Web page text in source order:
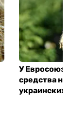
У
средства